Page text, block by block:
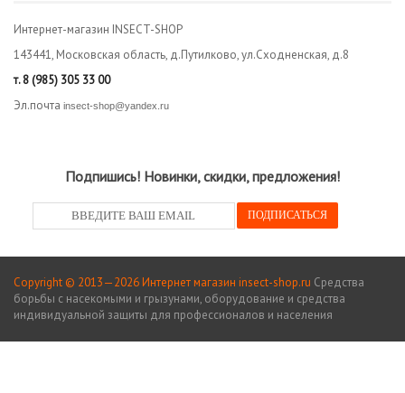
Интернет-магазин INSECT-SHOP
143441, Московская область, д.Путилково, ул.Сходненская, д.8
т.8 (985) 305 33 00
Эл.почта insect-shop@yandex.ru
Подпишись! Новинки, скидки, предложения!
Copyright © 2013—2026 Интернет магазин insect-shop.ru Средства
борьбы с насекомыми и грызунами, оборудование и средства
индивидуальной защиты для профессионалов и населения